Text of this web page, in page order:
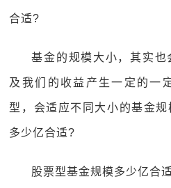
合适?
基金的规模大小，其实也
及我们的收益产生一定的一
型，会适应不同大小的基金
多少亿合适?
股票型基金规模多少亿合